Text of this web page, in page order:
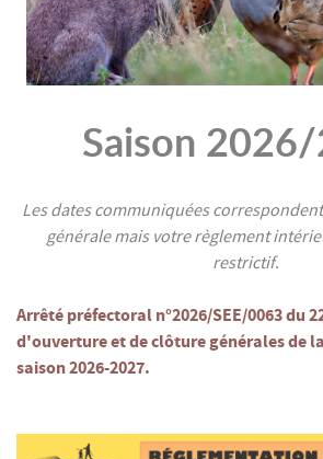
Saison
Les dates communiquées
générale mais votre règlement
restrictif.
Arrêté préfectoral n°2026/SEE/0063 du
d'ouverture et de clôture générales de
saison 2026-2027.